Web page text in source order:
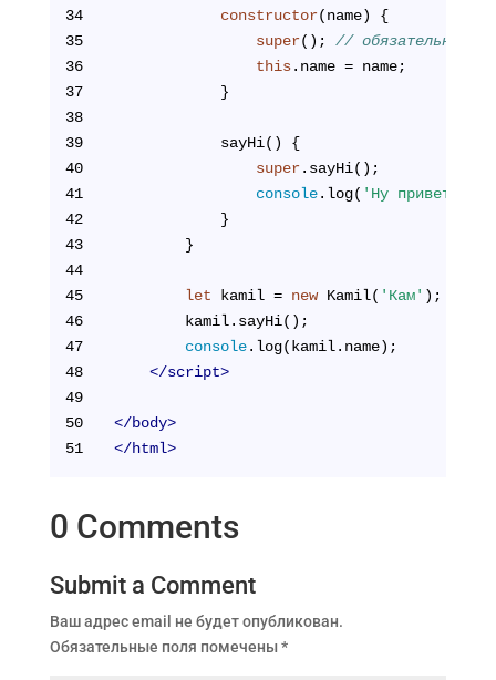
34
constructor(name) {
35
super(); // обязательно
36
this.name = name;
37
            }
38
39
            sayHi() {
40
super.sayHi();
41
console.log( 'Ну привет'
42
            }
43
        }
44
45
let kamil = new Kamil( 'Кам' );
46
        kamil.sayHi();
47
console.log(kamil.name);
48
</script>
49
50
</body>
51
</html>
0 Comments
Submit a Comment
Ваш адрес email не будет опубликован.
Обязательные поля помечены*